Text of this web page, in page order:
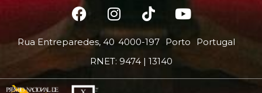
Rua Entreparedes, 40 4000-197 Porto
Portugal
RNET: 9474 | 13140